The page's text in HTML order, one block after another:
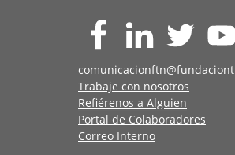
Trabaje con nosotros
Refiérenos a Alguien
Portal de Colaboradores
Correo Interno